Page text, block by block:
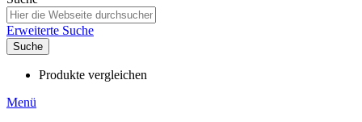
Erweiterte Suche
Suche
Produkte vergleichen
Menü